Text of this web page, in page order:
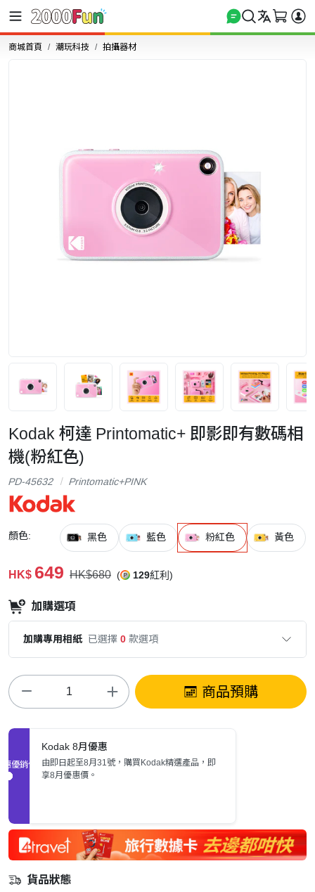
商城首頁 潮玩科技 拍攝器材
Kodak 柯達 Printomatic+ 即影即有數碼相
機(粉紅色)
PD-45632 Printomatic+PINK
顏色: 黑色 藍色 粉紅色 黃色
HK$ 649 HK$680 ( 129紅利)
加購選項
加購專用相紙 已選擇 0 款選項
商品預購
促銷優惠
Kodak 8月優惠
由即日起至8月31號，購買Kodak精選產品，即
享8月優惠價。
貨品狀態